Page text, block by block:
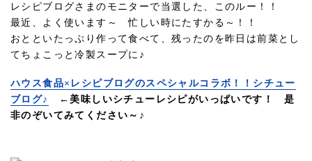
レシピブログさまのモニターで当選した、このルー！！
最近、よく使います～ 忙しい時にたすかる～！！
おとといたっぷり作って食べて、残ったのを昨日は前菜とし
てちょこっと冷製スープに♪
ハウス食品×レシピブログのスペシャルコラボ！！シチュー
ブログ♪
←美味しいシチューレシピがいっぱいです！ 是
非のぞいてみてください～♪